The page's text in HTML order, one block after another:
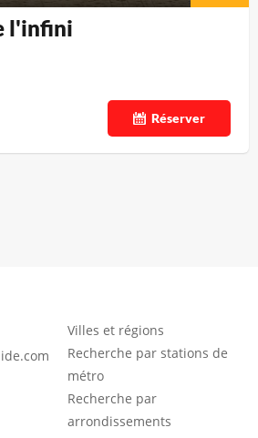
l'infini
Réserver
Villes et régions
Recherche par stations de
métro
Recherche par
arrondissements